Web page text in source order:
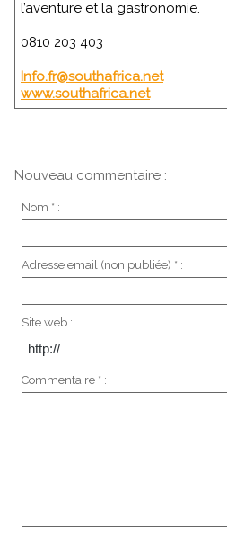
l’aventure et la gastronomie.
0810 203 403
Info.fr@southafrica.net
www.southafrica.net
Nouveau commentaire :
Nom * :
Adresse email (non publiée) * :
Site web :
Commentaire * :